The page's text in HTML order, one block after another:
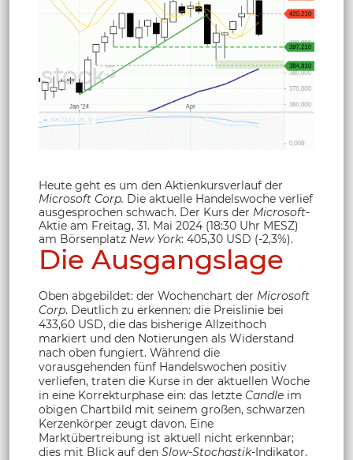
Heute geht es um den Aktienkursverlauf der
Microsoft Corp. Die aktuelle Handelswoche verlief
ausgesprochen schwach. Der Kurs der Microsoft-
Aktie am Freitag, 31. Mai 2024 (18:30 Uhr MESZ)
am Börsenplatz New York: 405,30 USD (-2,3%).
Die Ausgangslage
Oben abgebildet: der Wochenchart der Microsoft
Corp. Deutlich zu erkennen: die Preislinie bei
433,60 USD, die das bisherige Allzeithoch
markiert und den Notierungen als Widerstand
nach oben fungiert. Während die
vorausgehenden fünf Handelswochen positiv
verliefen, traten die Kurse in der aktuellen Woche
in eine Korrekturphase ein: das letzte Candle im
obigen Chartbild mit seinem großen, schwarzen
Kerzenkörper zeugt davon. Eine
Marktübertreibung ist aktuell nicht erkennbar;
dies mit Blick auf den Slow-Stochastik-Indikator.